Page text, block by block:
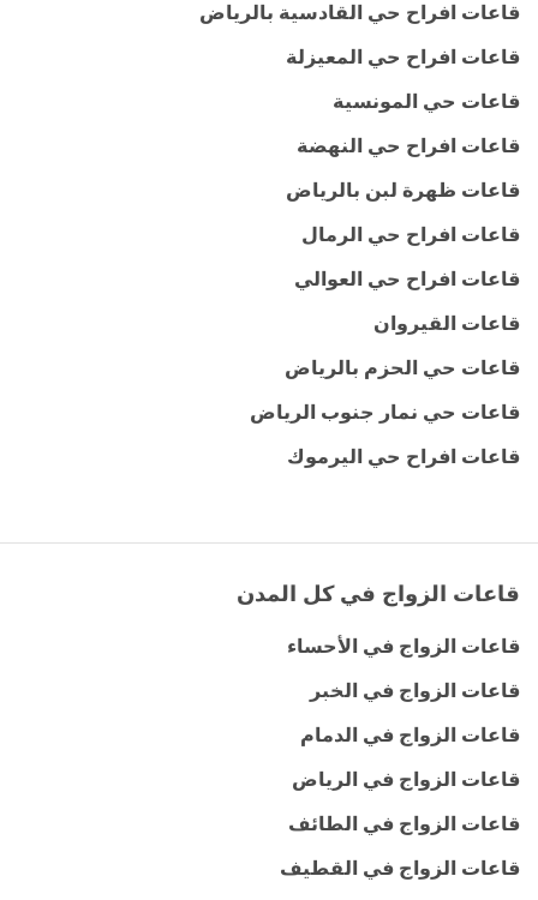
قاعات افراح حي القادسية بالرياض
قاعات افراح حي المعيزلة
قاعات حي المونسية
قاعات افراح حي النهضة
قاعات ظهرة لبن بالرياض
قاعات افراح حي الرمال
قاعات افراح حي العوالي
قاعات القيروان
قاعات حي الحزم بالرياض
قاعات حي نمار جنوب الرياض
قاعات افراح حي اليرموك
قاعات الزواج في كل المدن
قاعات الزواج في الأحساء
قاعات الزواج في الخبر
قاعات الزواج في الدمام
قاعات الزواج في الرياض
قاعات الزواج في الطائف
قاعات الزواج في القطيف